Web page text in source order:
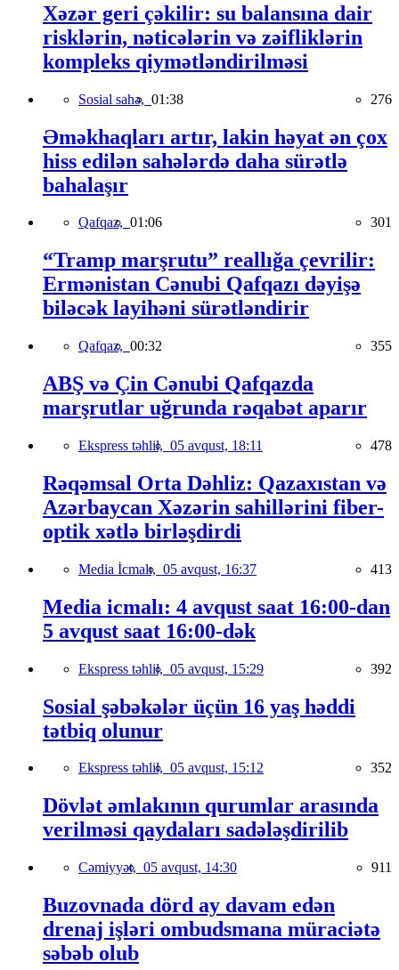
Xəzər geri çəkilir: su balansına dair
risklərin, nəticələrin və zəifliklərin
kompleks qiymətləndirilməsi
Sosial sahə, 01:38 276
Əməkhaqları artır, lakin həyat ən çox
hiss edilən sahələrdə daha sürətlə
bahalaşır
Qafqaz, 01:06 301
“Tramp marşrutu” reallığa çevrilir:
Ermənistan Cənubi Qafqazı dəyişə
biləcək layihəni sürətləndirir
Qafqaz, 00:32 355
ABŞ və Çin Cənubi Qafqazda
marşrutlar uğrunda rəqabət aparır
Ekspress təhlil, 05 avqust, 18:11 478
Rəqəmsal Orta Dəhliz: Qazaxıstan və
Azərbaycan Xəzərin sahillərini fiber-
optik xətlə birləşdirdi
Media İcmalı, 05 avqust, 16:37 413
Media icmalı: 4 avqust saat 16:00-dan
5 avqust saat 16:00-dək
Ekspress təhlil, 05 avqust, 15:29 392
Sosial şəbəkələr üçün 16 yaş həddi
tətbiq olunur
Ekspress təhlil, 05 avqust, 15:12 352
Dövlət əmlakının qurumlar arasında
verilməsi qaydaları sadələşdirilib
Cəmiyyət, 05 avqust, 14:30 911
Buzovnada dörd ay davam edən
drenaj işləri ombudsmana müraciətə
səbəb olub